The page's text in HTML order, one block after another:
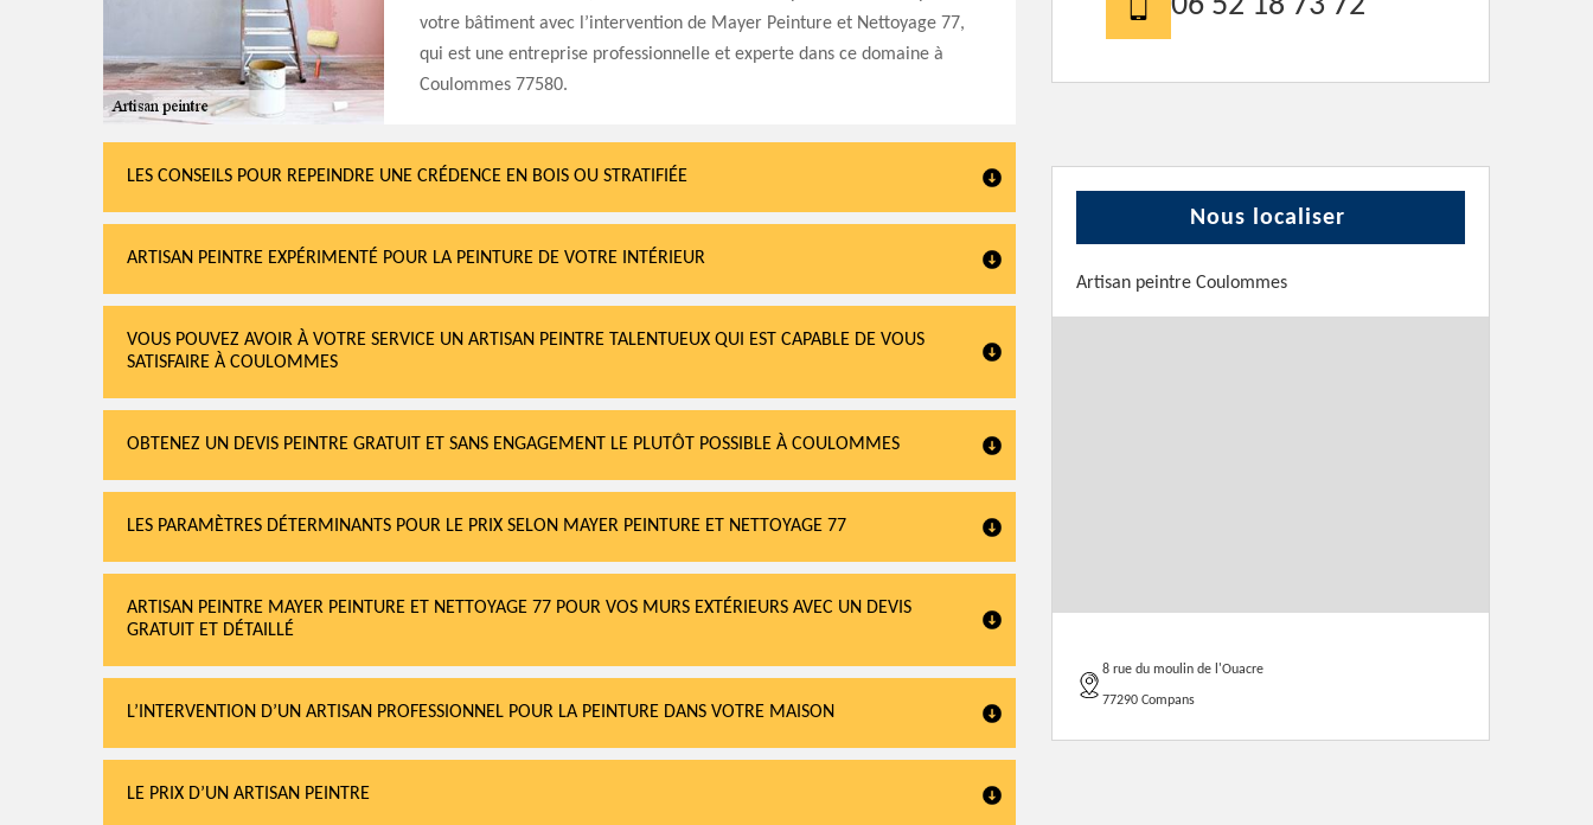
votre bâtiment avec l’intervention de Mayer Peinture et Nettoyage 77,
qui est une entreprise professionnelle et experte dans ce domaine à
Coulommes 77580.
LES CONSEILS POUR REPEINDRE UNE CRÉDENCE EN BOIS OU STRATIFIÉE
ARTISAN PEINTRE EXPÉRIMENTÉ POUR LA PEINTURE DE VOTRE INTÉRIEUR
VOUS POUVEZ AVOIR À VOTRE SERVICE UN ARTISAN PEINTRE TALENTUEUX QUI EST CAPABLE DE VOUS
SATISFAIRE À COULOMMES
OBTENEZ UN DEVIS PEINTRE GRATUIT ET SANS ENGAGEMENT LE PLUTÔT POSSIBLE À COULOMMES
LES PARAMÈTRES DÉTERMINANTS POUR LE PRIX SELON MAYER PEINTURE ET NETTOYAGE 77
ARTISAN PEINTRE MAYER PEINTURE ET NETTOYAGE 77 POUR VOS MURS EXTÉRIEURS AVEC UN DEVIS
GRATUIT ET DÉTAILLÉ
L’INTERVENTION D’UN ARTISAN PROFESSIONNEL POUR LA PEINTURE DANS VOTRE MAISON
LE PRIX D’UN ARTISAN PEINTRE
Nous localiser
Artisan peintre Coulommes
8 rue du moulin de l'Ouacre
77290 Compans